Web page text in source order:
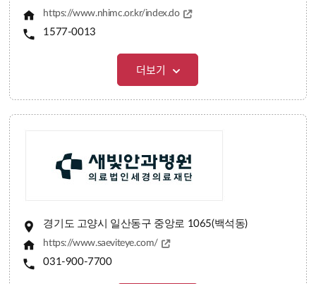
https://www.nhimc.or.kr/index.do
1577-0013
더보기
경기도 고양시 일산동구 중앙로 1065(백석동)
https://www.saeviteye.com/
031-900-7700